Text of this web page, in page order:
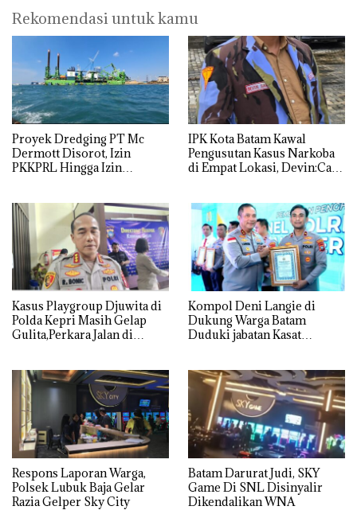
Rekomendasi untuk kamu
Proyek Dredging PT Mc
Dermott Disorot, Izin
PKKPRL Hingga Izin
IPK Kota Batam Kawal
Pengusutan Kasus Narkoba
di Empat Lokasi, Devin:Cari
Kasus Playgroup Djuwita di
Polda Kepri Masih Gelap
Gulita,Perkara Jalan di
Kompol Deni Langie di
Dukung Warga Batam
Duduki jabatan Kasat
Respons Laporan Warga,
Polsek Lubuk Baja Gelar
Razia Gelper Sky City
Batam Darurat Judi, SKY
Game Di SNL Disinyalir
Dikendalikan WNA